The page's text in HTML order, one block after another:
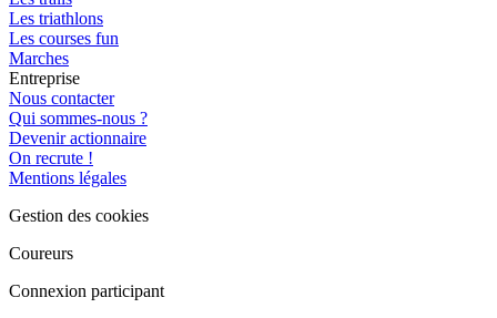
Les triathlons
Les courses fun
Marches
Entreprise
Nous contacter
Qui sommes-nous ?
Devenir actionnaire
On recrute !
Mentions légales
Gestion des cookies
Coureurs
Connexion participant